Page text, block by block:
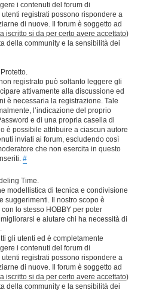
i contenuti del forum di
registrati possono rispondere a
di nuove. Il forum è soggetto ad
iscritto si da per certo avere accettato)
della community e la sensibilità dei
registrato può soltanto leggere gli
attivamente alla discussione ed
è necessaria la registrazione. Tale
l’indicazione del proprio
e di una propria casella di
è possibile attribuire a ciascun autore
inviati ai forum, escludendo così
che non esercita in questo
#
Time.
modellistica di tecnica e condivisione
suggerimenti. Il nostro scopo è
lo stesso HOBBY per poter
e aiutare chi ha necessità di
gli utenti ed è completamente
i contenuti del forum di
registrati possono rispondere a
di nuove. Il forum è soggetto ad
iscritto si da per certo avere accettato)
della community e la sensibilità dei